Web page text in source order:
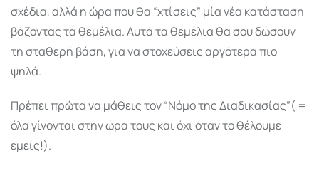
σχέδια, αλλά η ώρα που θα “χτίσεις” μία νέα κατάσταση
βάζοντας τα θεμέλια. Αυτά τα θεμέλια θα σου δώσουν
τη σταθερή βάση, για να στοχεύσεις αργότερα πιο
ψηλά.
Πρέπει πρώτα να μάθεις τον “Νόμο της Διαδικασίας”( =
όλα γίνονται στην ώρα τους και όχι όταν το θέλουμε
εμείς!).